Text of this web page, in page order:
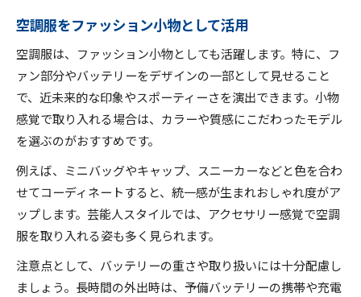
空調服をファッション小物として活用
空調服は、ファッション小物としても活躍します。特に、フ
ァン部分やバッテリーをデザインの一部として見せること
で、近未来的な印象やスポーティーさを演出できます。小物
感覚で取り入れる場合は、カラーや質感にこだわったモデル
を選ぶのがおすすめです。
例えば、ミニバッグやキャップ、スニーカーなどと色を合わ
せてコーディネートすると、統一感が生まれおしゃれ度がア
ップします。芸能人スタイルでは、アクセサリー感覚で空調
服を取り入れる姿も多く見られます。
注意点として、バッテリーの重さや取り扱いには十分配慮し
ましょう。長時間の外出時は、予備バッテリーの携帯や充電